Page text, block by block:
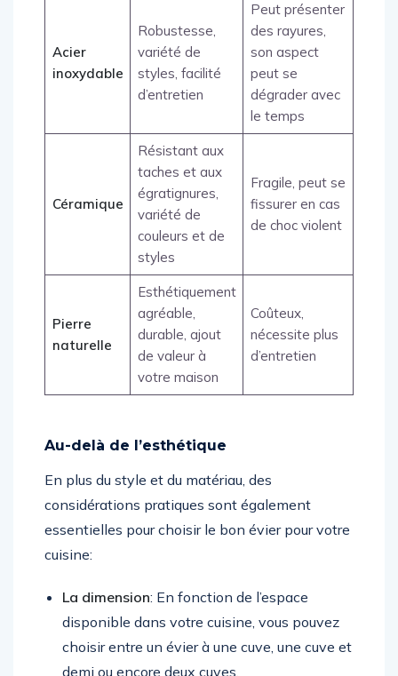
Acier
inoxydable
Robustesse,
variété de
styles, facilité
d’entretien
Peut présenter
des rayures,
son aspect
peut se
dégrader avec
le temps
Céramique
Résistant aux
taches et aux
égratignures,
variété de
couleurs et de
styles
Fragile, peut se
fissurer en cas
de choc violent
Pierre
naturelle
Esthétiquement
agréable,
durable, ajout
de valeur à
votre maison
Coûteux,
nécessite plus
d’entretien
Au-delà de l’esthétique
En plus du style et du matériau, des
considérations pratiques sont également
essentielles pour choisir le bon évier pour votre
cuisine:
La dimension: En fonction de l’espace
disponible dans votre cuisine, vous pouvez
choisir entre un évier à une cuve, une cuve et
demi ou encore deux cuves.